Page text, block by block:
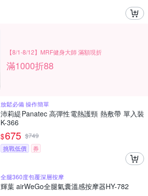
【8/1-8/12】MRF健身大師 滿額現折
滿1000折88
放鬆必備 操作簡單
沛莉緹Panatec 高彈性電熱護頸 熱敷帶 單入裝
K-366
$675 $749
挑戰低價
券
全腿360度包覆深層按摩
輝葉 airWeGo全腿氣囊溫感按摩器HY-782